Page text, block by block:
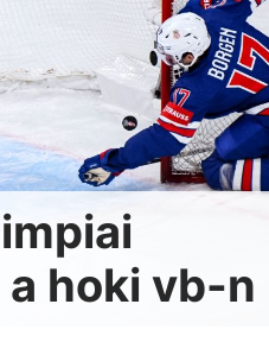
hoki vb-n